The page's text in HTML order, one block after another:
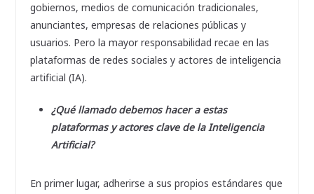
gobiernos, medios de comunicación tradicionales,
anunciantes, empresas de relaciones públicas y
usuarios. Pero la mayor responsabilidad recae en las
plataformas de redes sociales y actores de inteligencia
artificial (IA).
¿Qué llamado debemos hacer a estas
plataformas y actores clave de la Inteligencia
Artificial?
En primer lugar, adherirse a sus propios estándares que